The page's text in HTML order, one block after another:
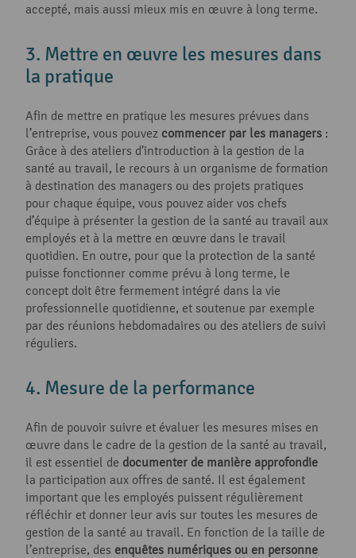
accepté, mais aussi mieux mis en œuvre à long terme.
3. Mettre en œuvre les mesures dans
la pratique
Afin de mettre en pratique les mesures prévues dans
l’entreprise, vous pouvez commencer par les managers :
Grâce à des ateliers d’introduction à la gestion de la
santé au travail, le recours à un organisme de formation
à destination des managers ou des projets pratiques
pour chaque équipe, vous pouvez aider vos chefs
d’équipe à présenter la gestion de la santé au travail aux
employés et à la mettre en œuvre dans le travail
quotidien. En outre, pour que la protection de la santé
puisse fonctionner comme prévu à long terme, le
concept doit être fermement intégré dans la vie
professionnelle quotidienne, et soutenue par exemple
par des réunions hebdomadaires ou des ateliers de suivi
réguliers.
4. Mesure de la performance
Afin de pouvoir suivre et évaluer les mesures mises en
œuvre dans le cadre de la gestion de la santé au travail,
il est essentiel de documenter de manière approfondie
la participation aux offres de santé. Il est également
important que les employés puissent régulièrement
réfléchir et donner leur avis sur toutes les mesures de
gestion de la santé au travail. En fonction de la taille de
l’entreprise, des enquêtes numériques ou en personne